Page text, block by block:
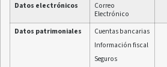
Datos electrónicos
Correo
Electrónico
Datos patrimoniales
Cuentas bancarias
Información fiscal
Seguros